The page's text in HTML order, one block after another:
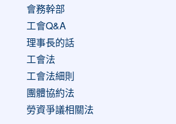
會務幹部
工會Q&A
理事長的話
工會法
工會法細則
團體協約法
勞資爭議相關法